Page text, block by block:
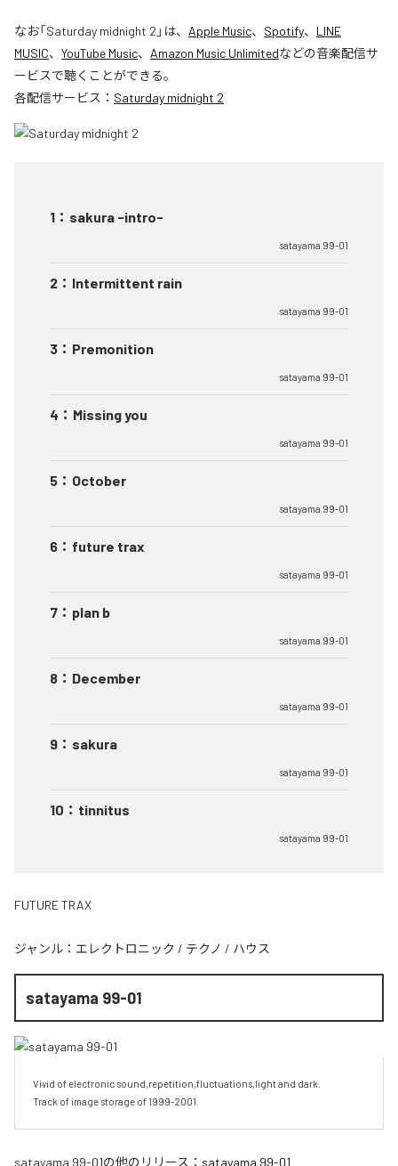
なお「Saturday midnight 2 」は、 Apple Music、 Spotify、 LINE
MUSIC、 YouTube Music、 Amazon Music Unlimitedなどの音楽配信サ
ービスで聴くことができる。
各配信サービス： Saturday midnight 2
1 ： sakura -intro-
satayama 99-01
2 ： Intermittent rain
satayama 99-01
3 ： Premonition
satayama 99-01
4 ： Missing you
satayama 99-01
5 ： October
satayama 99-01
6 ： future trax
satayama 99-01
7 ： plan b
satayama 99-01
8 ： December
satayama 99-01
9 ： sakura
satayama 99-01
10 ： tinnitus
satayama 99-01
FUTURE TRAX
ジャンル： エレクトロニック / テクノ / ハウス
satayama 99-01
Vivid of electronic sound,repetition,fluctuations,light and dark.
Track of image storage of 1999-2001.
satayama 99-01の他のリリース： satayama 99-01